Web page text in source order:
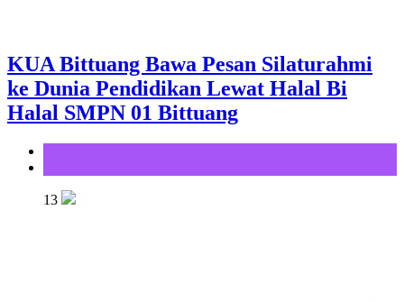
KUA Bittuang Bawa Pesan Silaturahmi
ke Dunia Pendidikan Lewat Halal Bi
Halal SMPN 01 Bittuang
13